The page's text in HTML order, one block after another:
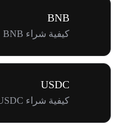
BNB
كيفية شراء BNB
USDC
كيفية شراء USDC